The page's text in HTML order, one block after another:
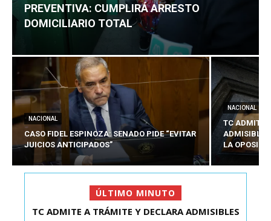
PREVENTIVA: CUMPLIRÁ ARRESTO
DOMICILIARIO TOTAL
NACIONAL
CASO FIDEL ESPINOZA: SENADO PIDE “EVITAR
JUICIOS ANTICIPADOS”
NACIONAL
TC ADMITE
ADMISIBLES
LA
ÚLTIMO MINUTO
EXDIPUTADO LAVÍN SALIÓ DE CAPITÁN YÁBER
TC ADMITE A TRÁMITE Y DECLARA ADMISIBLES